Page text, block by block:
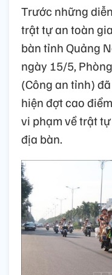
Trước những
trật tự an toàn
bàn tỉnh Quảng
ngày 15/5,
(Công an tỉnh)
hiện đợt cao
vi phạm về trật
địa bàn.